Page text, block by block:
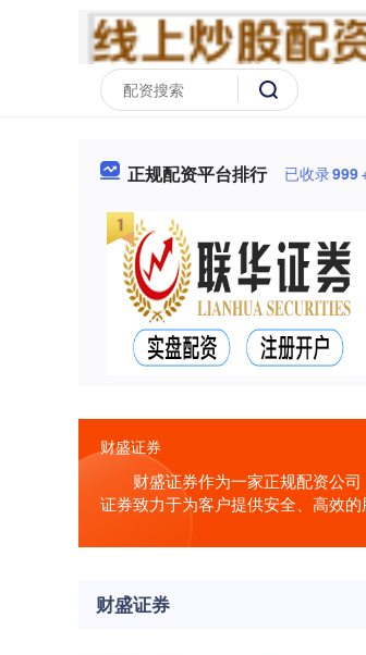
正规配资平台排行 已收录999
财盛证券
财盛证券作为一家正规配资公
证券致力于为客户提供安全、高效
财盛证券